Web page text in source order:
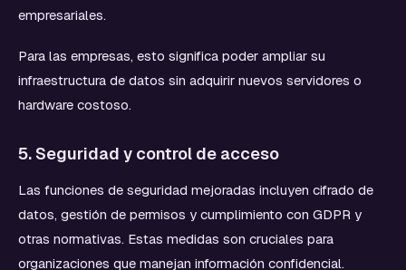
empresariales.
Para las empresas, esto significa poder ampliar su
infraestructura de datos sin adquirir nuevos servidores o
hardware costoso.
5. Seguridad y control de acceso
Las funciones de seguridad mejoradas incluyen cifrado de
datos, gestión de permisos y cumplimiento con GDPR y
otras normativas. Estas medidas son cruciales para
organizaciones que manejan información confidencial.